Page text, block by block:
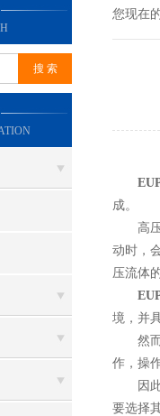
您现在
成。
高压
动时，
压流体
境，并
然而
作，操
因此
要选择